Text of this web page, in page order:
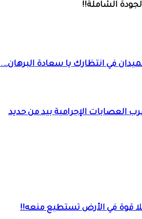
الشاملة!!
في انتظارك يا سعادة
العصابات الإجرامية بيد من حديد
فلا قوة في الأرض تستطيع منعه!!